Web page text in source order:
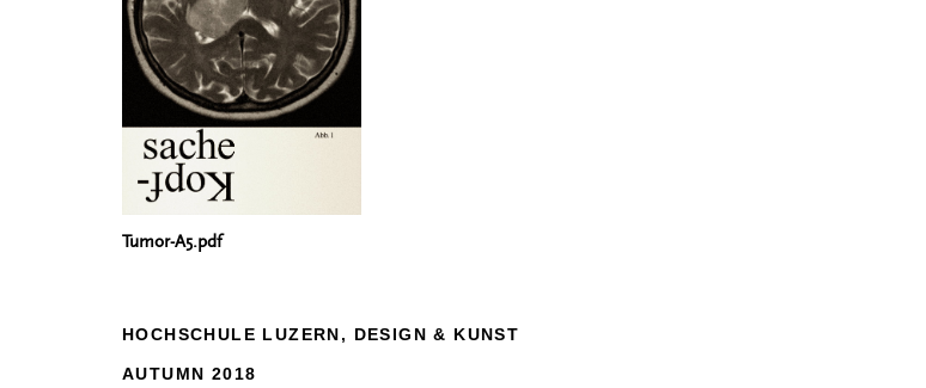
Tumor-A5.pdf
HOCHSCHULE LUZERN, DESIGN & KUNST
AUTUMN 2018